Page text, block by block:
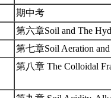
期中考
第六章Soil and The
第七章Soil Aeration
第八章 The Colloidal